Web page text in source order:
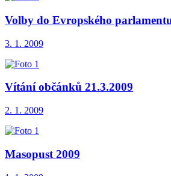
Volby do Evropského
3. 1. 2009
Vítání občánků 21.3.2009
2. 1. 2009
Masopust 2009